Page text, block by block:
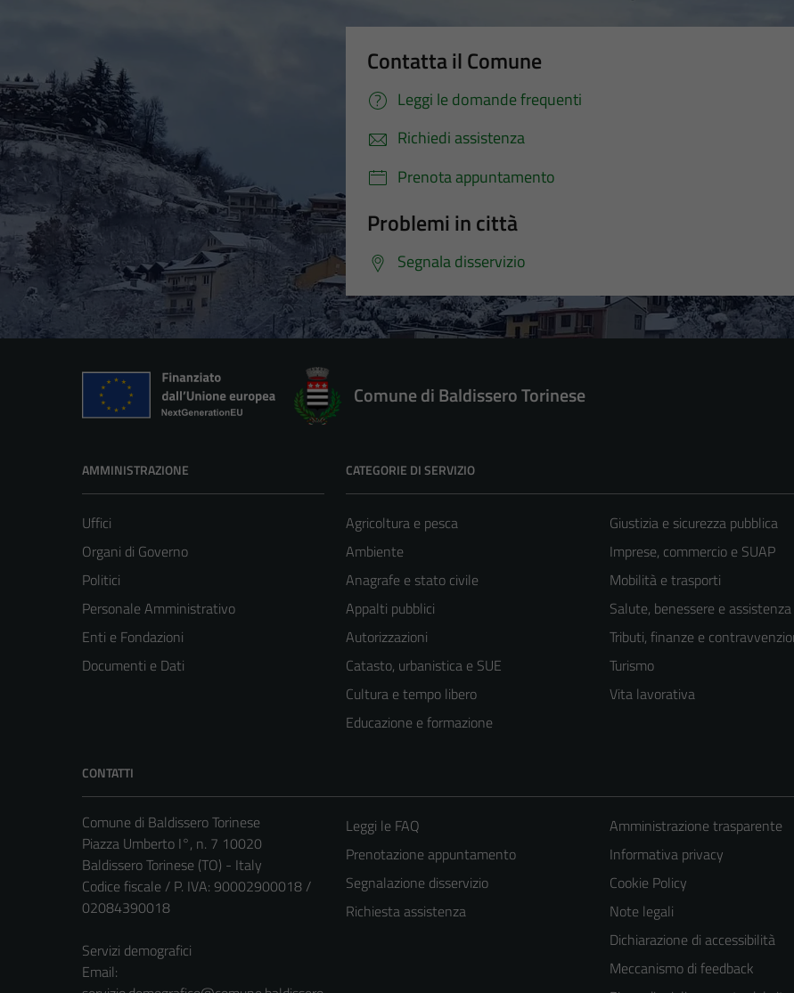
Contatta il Comune
Leggi le domande frequenti
Richiedi assistenza
Prenota appuntamento
Problemi in città
Segnala disservizio
Comune di Baldissero Torinese
AMMINISTRAZIONE
Uffici
Organi di Governo
Politici
Personale Amministrativo
Enti e Fondazioni
Documenti e Dati
CATEGORIE DI SERVIZIO
Agricoltura e pesca
Ambiente
Anagrafe e stato civile
Appalti pubblici
Autorizzazioni
Catasto, urbanistica e SUE
Cultura e tempo libero
Educazione e formazione
Giustizia e sicurezza pubblica
Imprese, commercio e SUAP
Mobilità e trasporti
Salute, benessere e assistenza
Tributi, finanze e
Turismo
Vita lavorativa
CONTATTI
Comune di Baldissero Torinese
Piazza Umberto I°, n. 7 10020
Baldissero Torinese (TO) - Italy
Codice fiscale / P. IVA: 90002900018 /
02084390018
Servizi demografici
Email:
Leggi le FAQ
Prenotazione appuntamento
Segnalazione disservizio
Richiesta assistenza
Amministrazione trasparente
Informativa privacy
Cookie Policy
Note legali
Dichiarazione di accessibilità
Meccanismo di feedback
Tecnici
Questi cookie
sono necessari